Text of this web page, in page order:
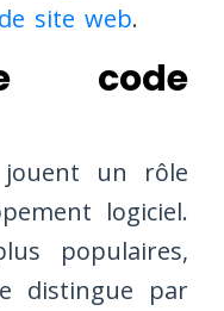
site web.
code
un rôle
logiciel.
populaires,
distingue par